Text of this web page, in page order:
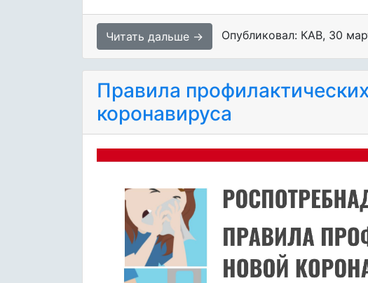
Читать дальше → Опубликовал: КАВ, 30
Правила
коронавируса